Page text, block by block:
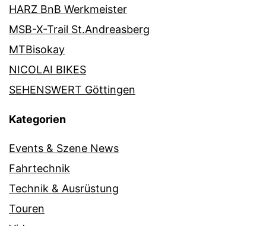
HARZ BnB Werkmeister
MSB-X-Trail St.Andreasberg
MTBisokay
NICOLAI BIKES
SEHENSWERT Göttingen
Kategorien
Events & Szene News
Fahrtechnik
Technik & Ausrüstung
Touren